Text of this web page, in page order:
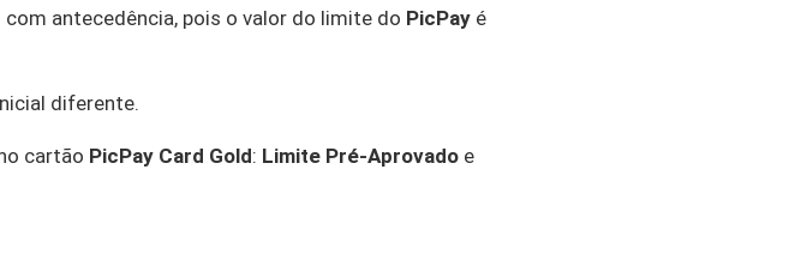
antecedência, pois o valor do limite do PicPay é
diferente.
cartão PicPay Card Gold: Limite Pré-Aprovado e